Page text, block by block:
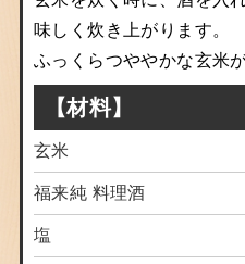
味しく炊き上がります。
ふっくらつややかな玄米
【材料】
玄米
福来純 料理酒
塩